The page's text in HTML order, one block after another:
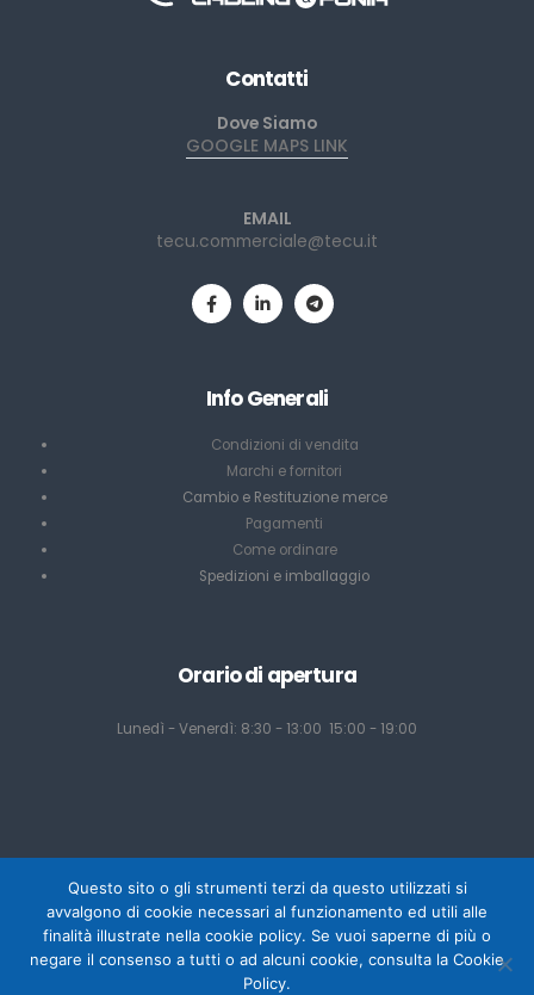
Contatti
Dove Siamo
GOOGLE MAPS LINK
EMAIL
tecu.commerciale@tecu.it
Info Generali
Condizioni di vendita
Marchi e fornitori
Cambio e Restituzione merce
Pagamenti
Come ordinare
Spedizioni e imballaggio
Orario di apertura
Lunedì - Venerdì: 8:30 - 13:00 15:00 - 19:00
Powered by Mediacom Design - Antonio Palumbo
Questo sito o gli strumenti terzi da questo utilizzati si
avvalgono di cookie necessari al funzionamento ed utili alle
finalità illustrate nella cookie policy. Se vuoi saperne di più o
negare il consenso a tutti o ad alcuni cookie, consulta la Cookie
Policy.